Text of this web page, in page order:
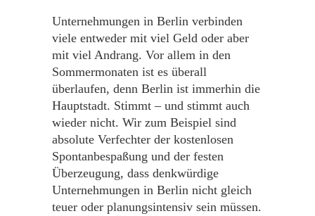
Unternehmungen in Berlin verbinden
viele entweder mit viel Geld oder aber
mit viel Andrang. Vor allem in den
Sommermonaten ist es überall
überlaufen, denn Berlin ist immerhin die
Hauptstadt. Stimmt – und stimmt auch
wieder nicht. Wir zum Beispiel sind
absolute Verfechter der kostenlosen
Spontanbespaßung und der festen
Überzeugung, dass denkwürdige
Unternehmungen in Berlin nicht gleich
teuer oder planungsintensiv sein müssen.